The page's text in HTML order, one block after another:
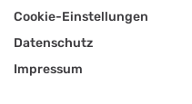
Cookie-Einstellungen
Datenschutz
Impressum